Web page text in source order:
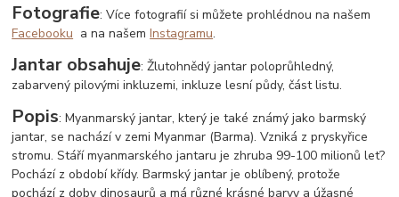
Fotografie: Více fotografií si můžete prohlédnou na našem
Facebooku a na našemInstagramu.
Jantar obsahuje: Žlutohnědý jantar poloprůhledný,
zabarvený pilovými inkluzemi, inkluze lesní půdy, část listu.
Popis: Myanmarský jantar, který je také známý jako barmský
jantar, se nachází v zemi Myanmar (Barma). Vzniká z pryskyřice
stromu. Stáří myanmarského jantaru je zhruba 99-100 milionů let?
Pochází z období křídy. Barmský jantar je oblíbený, protože
pochází z doby dinosaurů a má různé krásné barvy a úžasné